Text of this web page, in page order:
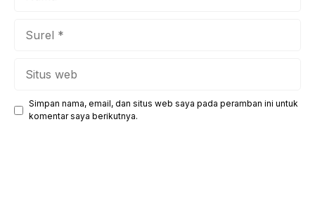
Simpan nama, email, dan situs web saya pada peramban ini untuk
komentar saya berikutnya.